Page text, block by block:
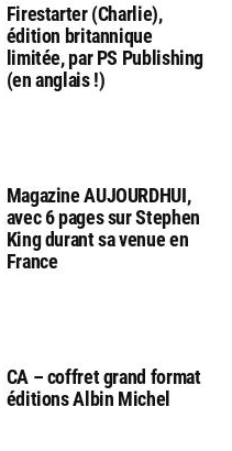
Firestarter (Charlie),
édition britannique
limitée, par PS Publishing
(en anglais !)
Magazine AUJOURDHUI,
avec 6 pages sur Stephen
King durant sa venue en
France
CA – coffret grand format
éditions Albin Michel